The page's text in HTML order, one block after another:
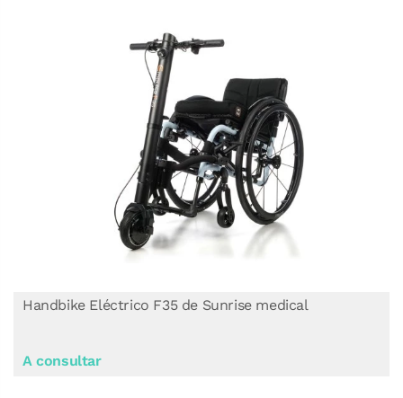
Handbike Eléctrico F35 de Sunrise medical
A consultar